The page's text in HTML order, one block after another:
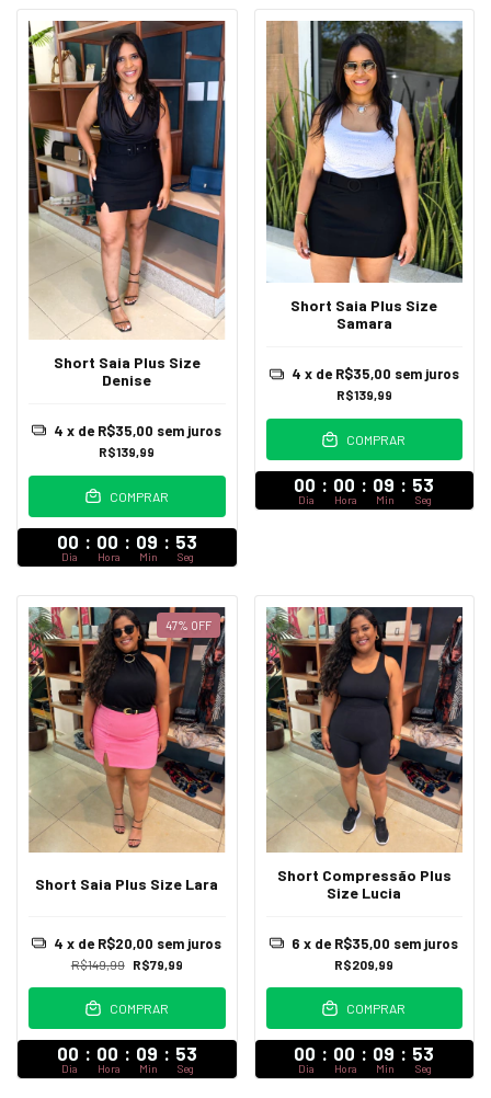
Short Saia Plus Size
Denise
R$139,99
4 x de R$35,00 sem juros
COMPRAR
00 : 00 : 09 : 52
Dia Hora Min Seg
Short Saia Plus Size
Samara
R$139,99
4 x de R$35,00 sem juros
COMPRAR
00 : 00 : 09 : 52
Dia Hora Min Seg
47% OFF
Short Saia Plus Size Lara
R$149,99 R$79,99
4 x de R$20,00 sem juros
COMPRAR
00 : 00 : 09 : 52
Dia Hora Min Seg
Short Compressão Plus
Size Lucia
R$209,99
6 x de R$35,00 sem juros
COMPRAR
00 : 00 : 09 : 52
Dia Hora Min Seg